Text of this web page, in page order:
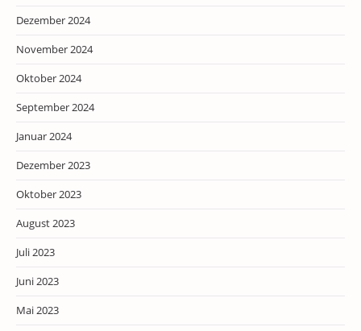
Dezember 2024
November 2024
Oktober 2024
September 2024
Januar 2024
Dezember 2023
Oktober 2023
August 2023
Juli 2023
Juni 2023
Mai 2023